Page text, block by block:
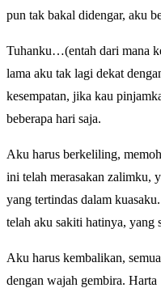
pun tak bakal didengar, aku
Tuhanku…(entah dari mana
lama aku tak lagi dekat
kesempatan, jika kau
beberapa hari saja.
Aku harus berkeliling,
ini telah merasakan zalimku,
yang tertindas dalam
telah aku sakiti hatinya, yang
Aku harus kembalikan,
dengan wajah gembira.